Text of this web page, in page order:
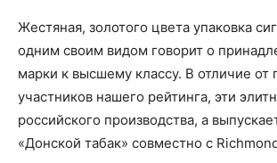
Жестяная, золотого цвета упаковка
одним своим видом говорит о
марки к высшему классу. В отличие
участников нашего рейтинга, эти
российского производства, а
«Донской табак» совместно с